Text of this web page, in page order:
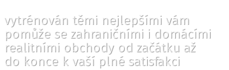
vytrénován těmi nejlepšími vám
pomůže se zahraničními i domácími
realitními obchody od začátku až
do konce k vaší plné satisfakci